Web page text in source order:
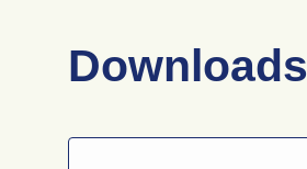
Downloads